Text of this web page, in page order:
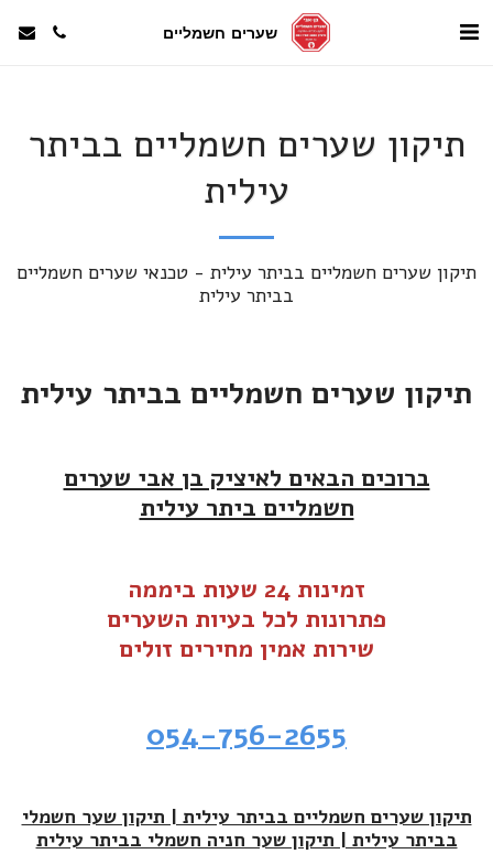
שערים חשמליים
תיקון שערים חשמליים בביתר
עילית
בביתר עילית
תיקון שערים חשמליים בביתר עילית
ברוכים הבאים לאיציק בן אבי שערים
חשמליים ביתר עילית
זמינות 24 שעות ביממה
פתרונות לכל בעיות השערים
שירות אמין מחירים זולים
054-756-2655
תיקון שערים חשמליים בביתר עילית | תיקון שער חשמלי
בביתר עילית | תיקון שער חניה חשמלי בביתר עילית